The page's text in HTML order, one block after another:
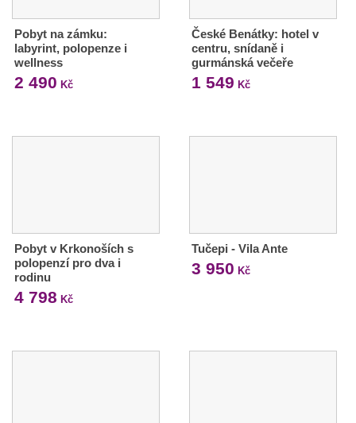
Pobyt na zámku:
labyrint, polopenze i
wellness
2 490 Kč
České Benátky: hotel v
centru, snídaně i
gurmánská večeře
1 549 Kč
Pobyt v Krkonoších s
polopenzí pro dva i
rodinu
4 798 Kč
Tučepi - Vila Ante
3 950 Kč